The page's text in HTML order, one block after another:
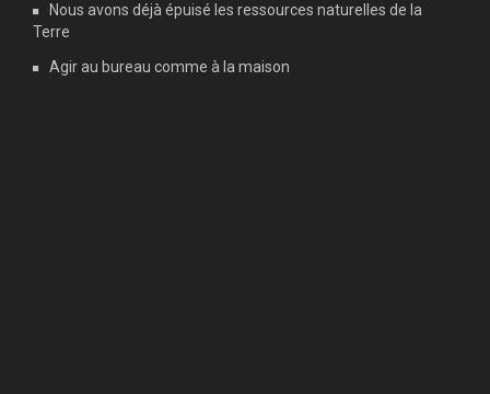
Nous avons déjà épuisé les ressources naturelles de la
Terre
Agir au bureau comme à la maison